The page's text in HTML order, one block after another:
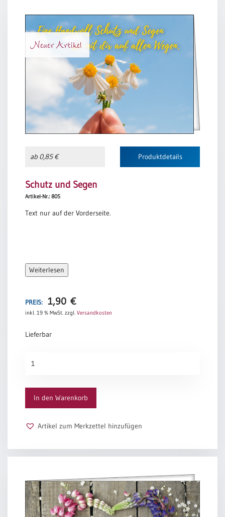
Neuer Artikel
ab 0,85 € Produktdetails
Schutz und Segen
Artikel-Nr.: 805
Text nur auf der Vorderseite.
Weiterlesen
PREIS: 1,90 €
inkl. 19 % MwSt. zzgl. Versandkosten
Lieferbar
und
Menge
In den Warenkorb
Artikel zum Merkzettel hinzufügen